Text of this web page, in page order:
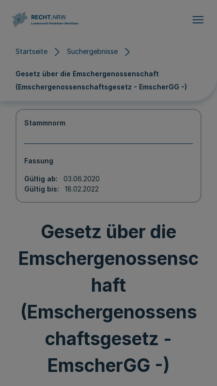
Startseite Suchergebnisse
Gesetz über die Emschergenossenschaft
(Emschergenossenschaftsgesetz - EmscherGG -)
Stammnorm
Fassung
Gültig ab
03.06.2020
Gültig bis
18.02.2022
Gesetz über die
Emschergenossensc
haft
(Emschergenossens
chaftsgesetz -
EmscherGG -)